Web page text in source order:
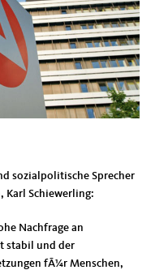
sozialpolitische Sprecher
Karl Schiewerling:
Nachfrage an
stabil und der
fÃ¼r Menschen,